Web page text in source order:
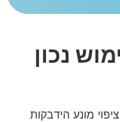
נכון
מונע הידבקות